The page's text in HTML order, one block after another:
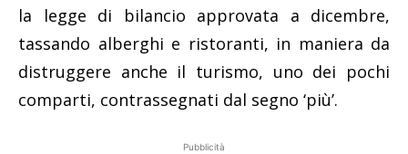
la legge di bilancio approvata a dicembre,
tassando alberghi e ristoranti, in maniera da
distruggere anche il turismo, uno dei pochi
comparti, contrassegnati dal segno ‘più’.
Pubblicità